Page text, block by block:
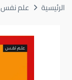
الرئيسية علم نفس